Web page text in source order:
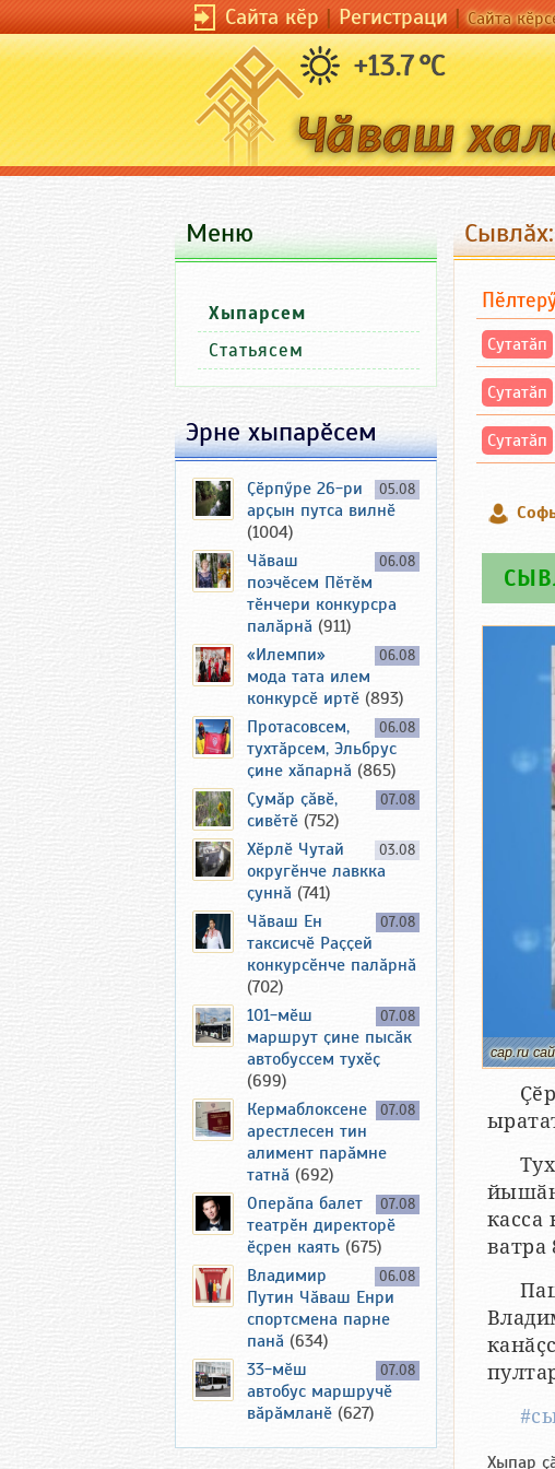
Сайта кӗр|Регистраци|Сайта
+13.7 °C
Сутатӑп
Сутатӑп
Сутатӑп
cap.ru
касса
ватра
Хыпар
Меню
Хыпарсем
Статьясем
Эрне хыпарӗсем
05.08
Ҫӗрпӳре 26-ри
арҫын путса вилнӗ
(1004)
06.08
Чӑваш
поэчӗсем Пӗтӗм
тӗнчери конкурсра
палӑрнӑ (911)
06.08
«Илемпи»
мода тата илем
конкурсӗ иртӗ (893)
06.08
Протасовсем,
тухтӑрсем, Эльбрус
ҫине хӑпарнӑ (865)
07.08
Ҫумӑр ҫӑвӗ,
сивӗтӗ (752)
03.08
Хӗрлӗ Чутай
округӗнче лавкка
ҫуннӑ (741)
07.08
Чӑваш Ен
таксисчӗ Раҫҫей
конкурсӗнче палӑрнӑ
(702)
07.08
101-мӗш
маршрут ҫине пысӑк
автобуссем тухӗҫ
(699)
07.08
Кермаблоксене
арестлесен тин
алимент парӑмне
татнӑ (692)
07.08
Оперӑпа балет
театрӗн директорӗ
ӗҫрен каять (675)
06.08
Владимир
Путин Чӑваш Енри
спортсмена парне
панӑ (634)
07.08
33-мӗш
автобус маршручӗ
вӑрӑмланӗ (627)